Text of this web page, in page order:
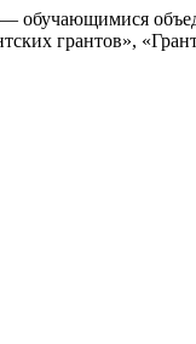
— обучающимися
грантов»,